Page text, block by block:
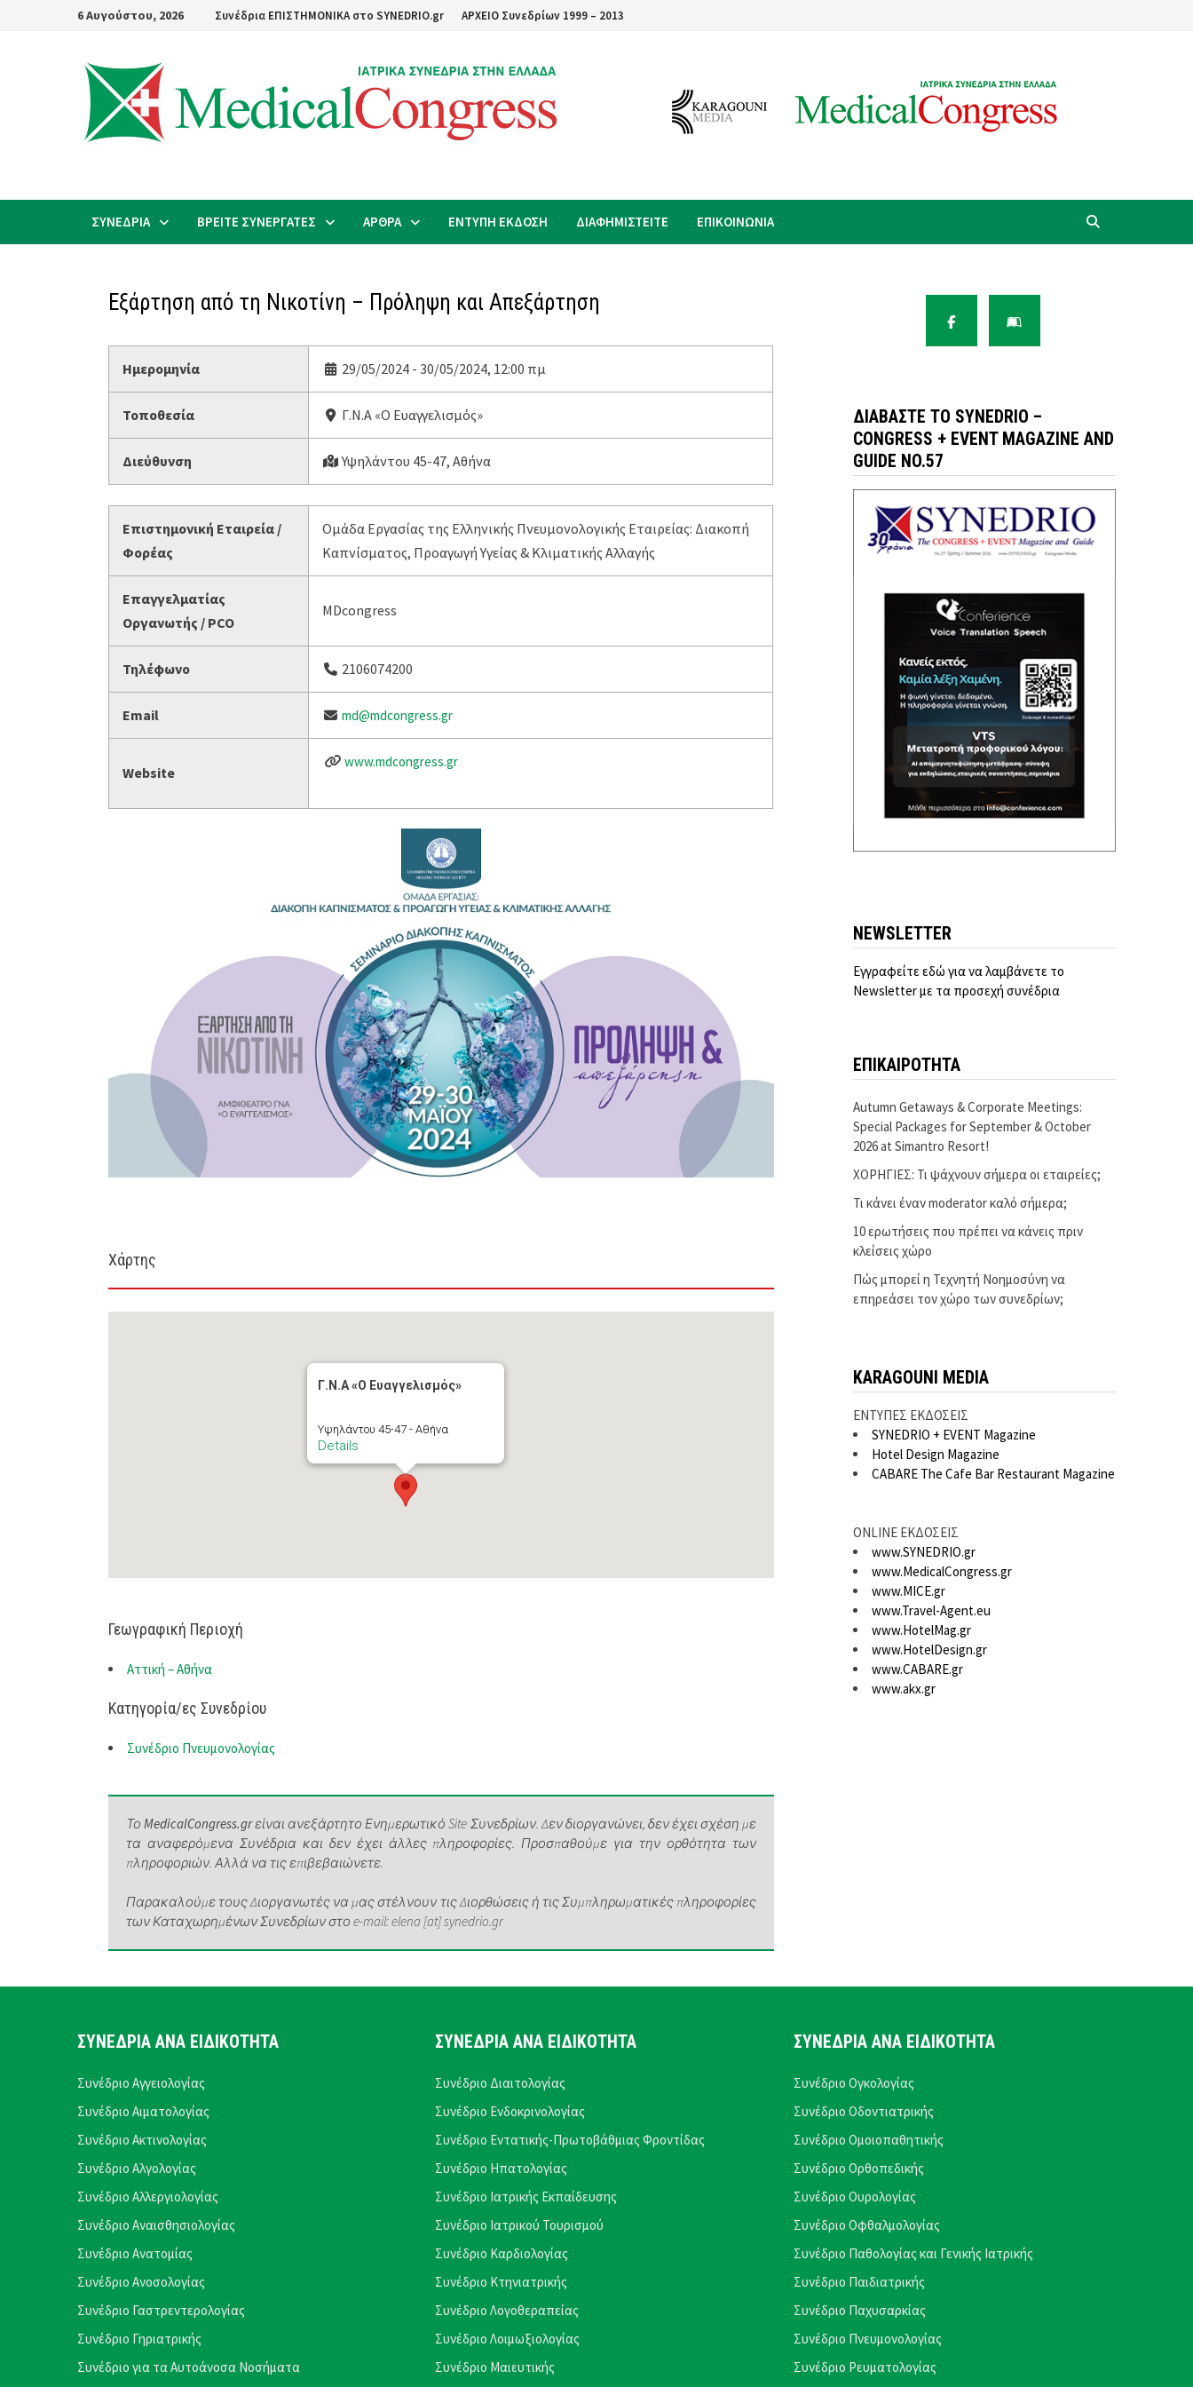
6 Αυγούστου, 2026 Συνέδρια ΕΠΙΣΤΗΜΟΝΙΚΑ στο SYNEDRIO.gr ΑΡΧΕΙΟ Συνεδρίων 1999 – 2013
ΣΥΝΕΔΡΙΑ ΒΡΕΙΤΕ ΣΥΝΕΡΓΑΤΕΣ ΑΡΘΡΑ ΕΝΤΥΠΗ ΕΚΔΟΣΗ ΔΙΑΦΗΜΙΣΤΕΙΤΕ ΕΠΙΚΟΙΝΩΝΙΑ
Εξάρτηση από τη Νικοτίνη – Πρόληψη και Απεξάρτηση
Ημερομηνία 29/05/2024 - 30/05/2024, 12:00 πμ
Τοποθεσία Γ.Ν.Α «Ο Ευαγγελισμός»
Διεύθυνση Υψηλάντου 45-47, Αθήνα
Επιστημονική Εταιρεία /
Φορέας
Ομάδα Εργασίας της Ελληνικής Πνευμονολογικής Εταιρείας: Διακοπή
Καπνίσματος, Προαγωγή Υγείας & Κλιματικής Αλλαγής
Επαγγελματίας
Οργανωτής / PCO
MDcongress
Τηλέφωνο 2106074200
Email md@mdcongress.gr
Website
www.mdcongress.gr
Χάρτης
Γ.Ν.Α «Ο Ευαγγελισμός»
Υψηλάντου 45-47 - Αθήνα
Details
Γεωγραφική Περιοχή
Αττική – Αθήνα
Κατηγορία/ες Συνεδρίου
Συνέδριο Πνευμονολογίας
ΤοMedicalCongress.grείναι ανεξάρτητο Ενημερωτικό Site Συνεδρίων. Δεν διοργανώνει, δεν έχει σχέση με
τα αναφερόμενα Συνέδρια και δεν έχει άλλες πληροφορίες. Προσπαθούμε για την ορθότητα των
πληροφοριών. Αλλά να τις επιβεβαιώνετε.
Παρακαλούμε τους Διοργανωτές να μας στέλνουν τις Διορθώσεις ή τις Συμπληρωματικές πληροφορίες
των Καταχωρημένων Συνεδρίων στο e-mail: elena [at] synedrio.gr
ΔΙΑΒΆΣΤΕ ΤΟ SYNEDRIO –
CONGRESS + EVENT MAGAZINE AND
GUIDE NO.57
NEWSLETTER
Εγγραφείτε εδώ για να λαμβάνετε το
Newsletter με τα προσεχή συνέδρια
ΕΠΙΚΑΙΡΟΤΗΤΑ
Autumn Getaways & Corporate Meetings:
Special Packages for September & October
2026 at Simantro Resort!
ΧΟΡΗΓΙΕΣ: Τι ψάχνουν σήμερα οι εταιρείες;
Τι κάνει έναν moderator καλό σήμερα;
10 ερωτήσεις που πρέπει να κάνεις πριν
κλείσεις χώρο
Πώς μπορεί η Τεχνητή Νοημοσύνη να
επηρεάσει τον χώρο των συνεδρίων;
KARAGOUNI MEDIA
ΕΝΤΥΠΕΣ ΕΚΔΟΣΕΙΣ
SYNEDRIO + EVENT Magazine
Hotel Design Magazine
CABARE The Cafe Bar Restaurant Magazine
ONLINE ΕΚΔΟΣΕΙΣ
www.SYNEDRIO.gr
www.MedicalCongress.gr
www.MICE.gr
www.Travel-Agent.eu
www.HotelMag.gr
www.HotelDesign.gr
www.CABARE.gr
www.akx.gr
ΣΥΝΕΔΡΙΑ ΑΝΑ ΕΙΔΙΚΟΤΗΤΑ
Συνέδριο Αγγειολογίας
Συνέδριο Αιματολογίας
Συνέδριο Ακτινολογίας
Συνέδριο Αλγολογίας
Συνέδριο Αλλεργιολογίας
Συνέδριο Αναισθησιολογίας
Συνέδριο Ανατομίας
Συνέδριο Ανοσολογίας
Συνέδριο Γαστρεντερολογίας
Συνέδριο Γηριατρικής
Συνέδριο για τα Αυτοάνοσα Νοσήματα
ΣΥΝΕΔΡΙΑ ΑΝΑ ΕΙΔΙΚΟΤΗΤΑ
Συνέδριο Διαιτολογίας
Συνέδριο Ενδοκρινολογίας
Συνέδριο Εντατικής-Πρωτοβάθμιας Φροντίδας
Συνέδριο Ηπατολογίας
Συνέδριο Ιατρικής Εκπαίδευσης
Συνέδριο Ιατρικού Τουρισμού
Συνέδριο Καρδιολογίας
Συνέδριο Κτηνιατρικής
Συνέδριο Λογοθεραπείας
Συνέδριο Λοιμωξιολογίας
Συνέδριο Μαιευτικής
ΣΥΝΕΔΡΙΑ ΑΝΑ ΕΙΔΙΚΟΤΗΤΑ
Συνέδριο Ογκολογίας
Συνέδριο Οδοντιατρικής
Συνέδριο Ομοιοπαθητικής
Συνέδριο Ορθοπεδικής
Συνέδριο Ουρολογίας
Συνέδριο Οφθαλμολογίας
Συνέδριο Παθολογίας και Γενικής Ιατρικής
Συνέδριο Παιδιατρικής
Συνέδριο Παχυσαρκίας
Συνέδριο Πνευμονολογίας
Συνέδριο Ρευματολογίας